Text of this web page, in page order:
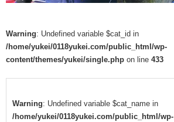
Warning: Undefined variable $cat_id in
/home/yukei/0118yukei.com/public_html/wp-
content/themes/yukei/single.php on line 433
Warning: Undefined variable $cat_name in
/home/yukei/0118yukei.com/public_html/wp-